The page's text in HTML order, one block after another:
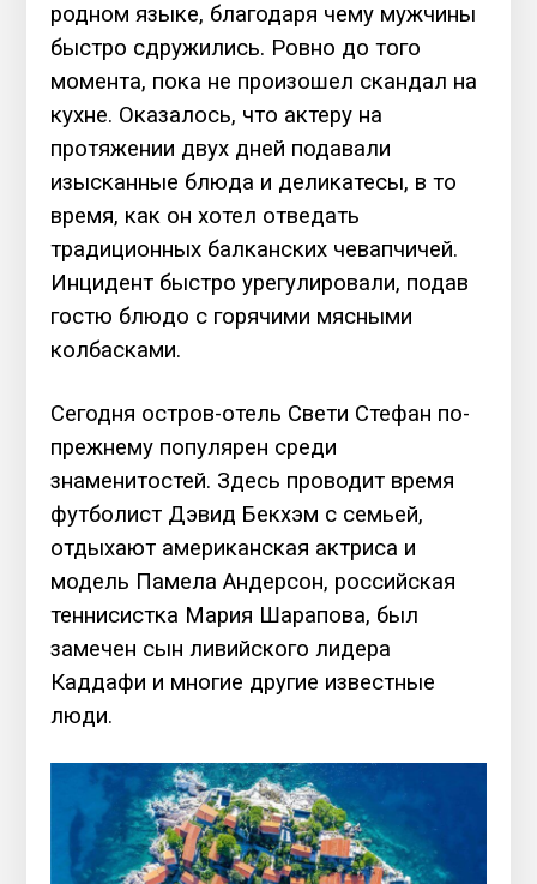
родном языке, благодаря чему мужчины
быстро сдружились. Ровно до того
момента, пока не произошел скандал на
кухне. Оказалось, что актеру на
протяжении двух дней подавали
изысканные блюда и деликатесы, в то
время, как он хотел отведать
традиционных балканских чевапчичей.
Инцидент быстро урегулировали, подав
гостю блюдо с горячими мясными
колбасками.
Сегодня остров-отель Свети Стефан по-
прежнему популярен среди
знаменитостей. Здесь проводит время
футболист Дэвид Бекхэм с семьей,
отдыхают американская актриса и
модель Памела Андерсон, российская
теннисистка Мария Шарапова, был
замечен сын ливийского лидера
Каддафи и многие другие известные
люди.